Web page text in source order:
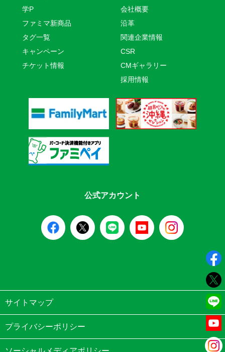
学P
ファミマ新商品
タグ一覧
キャンペーン
チケット情報
会社概要
沿革
関連企業情報
CSR
CMギャラリー
採用情報
公式アカウント
サイトマップ
プライバシーポリシー